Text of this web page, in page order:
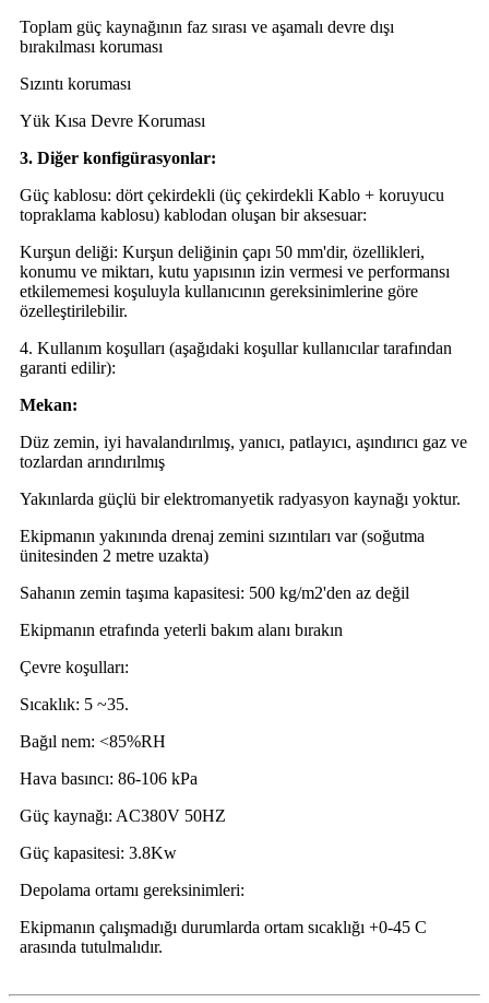
Toplam güç kaynağının faz sırası ve aşamalı devre dışı
bırakılması koruması
Sızıntı koruması
Yük Kısa Devre Koruması
3. Diğer konfigürasyonlar:
Güç kablosu: dört çekirdekli (üç çekirdekli Kablo + koruyucu
topraklama kablosu) kablodan oluşan bir aksesuar:
Kurşun deliği: Kurşun deliğinin çapı 50 mm'dir, özellikleri,
konumu ve miktarı, kutu yapısının izin vermesi ve performansı
etkilememesi koşuluyla kullanıcının gereksinimlerine göre
özelleştirilebilir.
4. Kullanım koşulları (aşağıdaki koşullar kullanıcılar tarafından
garanti edilir):
Mekan:
Düz zemin, iyi havalandırılmış, yanıcı, patlayıcı, aşındırıcı gaz ve
tozlardan arındırılmış
Yakınlarda güçlü bir elektromanyetik radyasyon kaynağı yoktur.
Ekipmanın yakınında drenaj zemini sızıntıları var (soğutma
ünitesinden 2 metre uzakta)
Sahanın zemin taşıma kapasitesi: 500 kg/m2'den az değil
Ekipmanın etrafında yeterli bakım alanı bırakın
Çevre koşulları:
Sıcaklık: 5 ~35.
Bağıl nem: <85%RH
Hava basıncı: 86-106 kPa
Güç kaynağı: AC380V 50HZ
Güç kapasitesi: 3.8Kw
Depolama ortamı gereksinimleri:
Ekipmanın çalışmadığı durumlarda ortam sıcaklığı +0-45 C
arasında tutulmalıdır.